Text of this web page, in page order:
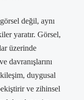
değil, aynı
yaratır. Görsel,
üzerinde
davranışlarını
duygusal
ve zihinsel